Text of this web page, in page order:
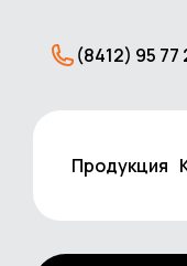
(8412) 95 77
Продукция